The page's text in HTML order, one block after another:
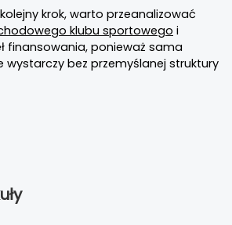
krok, warto przeanalizować
klubu sportowego i
finansowania, ponieważ sama
wystarczy bez przemyślanej struktury